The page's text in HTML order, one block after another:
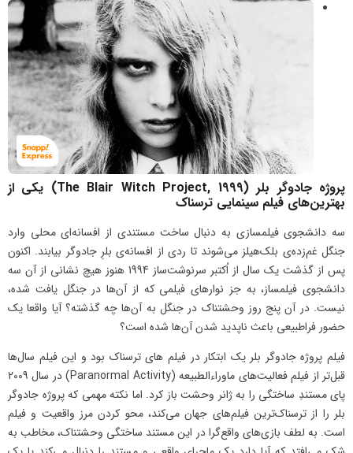
پروژه‌ جادوگر بلر (The Blair Witch Project, 1999) یکی از
بهترین‌های فیلم سینمایی ترسناک
سه دانشجوی فیلمسازی به دنبال ساخت مستندی از افسانه‌ای محلی وارد
جنگل غم‌زده‌ی بلک‌هیلز می‌شوند تا ردی از افسانه‌ی بلرِ جادوگر بیابند. اکنون
پس از گذشت یک سال از اُکتبر سرنوشت‌ساز 1994 هنوز هیچ نشانی از آن سه
دانشجوی فیلمساز، به جز نوارهای فیلمی که از آن‌ها در جنگل یافت شده،
نیست. در آن پنج روز وحشتناک در جنگل به آن‌ها چه گذشته؟ آیا واقعا یک
حضور فرا‌طبیعی باعث ناپدید شدن آن‌ها شده است؟
فیلم پروژه جادوگر بلر یک ابتکار در فیلم های ترسناک بود و این فیلم سال‌ها
قبل‌تر از فیلم فعالیت‌های ماوراء‌الطبیعه (Paranormal Activity) در سال 2009
پای مستندِ ساختگی را به ژانر وحشت باز کرد. اما نکته‌ مهمی که پروژه‌ جادوگر
بلر را از ترسناک‌ترین فیلم‌های جهان می‌کند، محو کردن مرز واقعیت و فیلم
است. به لطف بازی‌های واقع‌گرا در این مستند ساختگی وحشتناک، مخاطب به